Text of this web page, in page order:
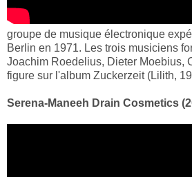
groupe de musique électronique
Berlin en 1971. Les trois musiciens
Joachim Roedelius, Dieter Moebius,
figure sur l'album Zuckerzeit (Lilith,
Serena-Maneeh Drain Cosmetics